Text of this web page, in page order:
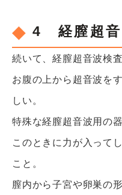
4 経膣超音
続いて、経膣超音波検査
お腹の上から超音波を
しい。
特殊な経膣超音波用の
このときに力が入って
こと。
膣内から子宮や卵巣の